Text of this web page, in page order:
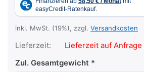
inkl. MwSt. (19%), zzgl. Versandkosten
Lieferzeit:
Lieferzeit auf Anfrage
Zul. Gesamtgewicht